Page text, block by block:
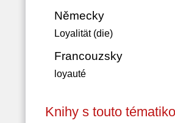
Německy
Loyalität (die)
Francouzsky
loyauté
Knihy s touto